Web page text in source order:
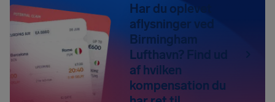
Har du oplevet
aflysninger ved
Birmingham
Lufthavn? Find ud
af hvilken
kompensation du